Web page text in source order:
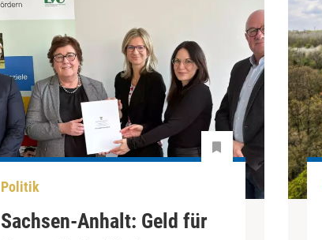
Politik
Sachsen-Anhalt: Geld für